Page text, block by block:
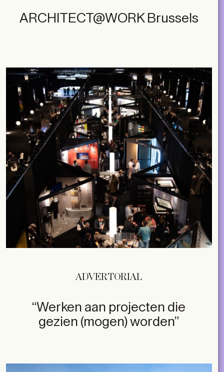
ARCHITECT@WORK Brussels
ADVERTORIAL
“Werken aan projecten die
gezien (mogen) worden”